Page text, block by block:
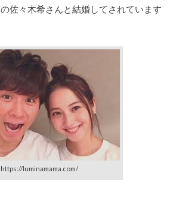
佐々木希さんと結婚してされています
https://luminamama.com/